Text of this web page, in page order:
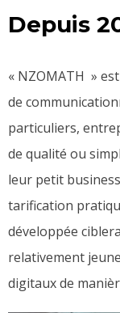
Depuis
« NZOMATH »
de
particuliers,
de qualité ou
leur petit
tarification
développée
relativement
digitaux de